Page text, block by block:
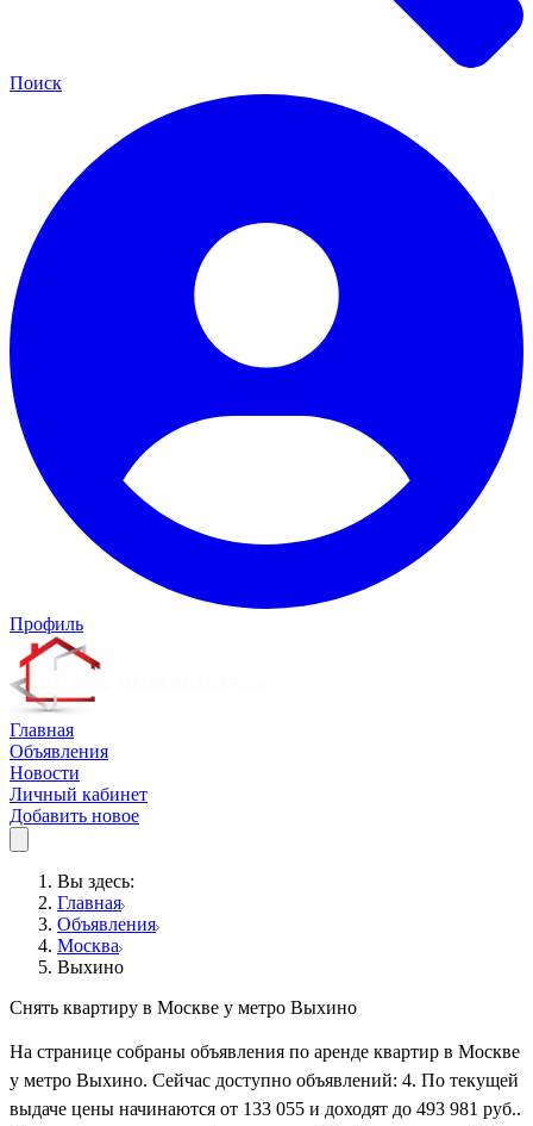
Поиск
Профиль
Главная
Объявления
Новости
Личный кабинет
Добавить новое
Вы здесь:
Главная
Объявления
Москва
Выхино
Снять квартиру в Москве у метро Выхино
На странице собраны объявления по аренде квартир в Москве
у метро Выхино. Сейчас доступно объявлений: 4. По текущей
выдаче цены начинаются от 133 055 и доходят до 493 981 руб..